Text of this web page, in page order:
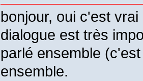
bonjour, oui c'est
dialogue est très
parlé ensemble
ensemble.